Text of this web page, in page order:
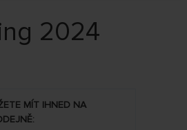
2024
MÍT IHNED NA